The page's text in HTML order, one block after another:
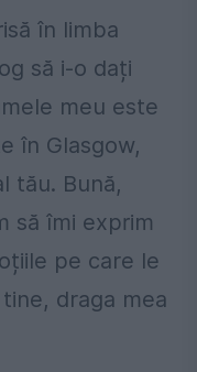
în limba
să i-o dați
meu este
în Glasgow,
tău. Bună,
să îmi exprim
pe care le
draga mea